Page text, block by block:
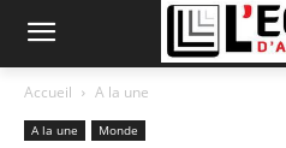
Accueil A la une
A la une Monde